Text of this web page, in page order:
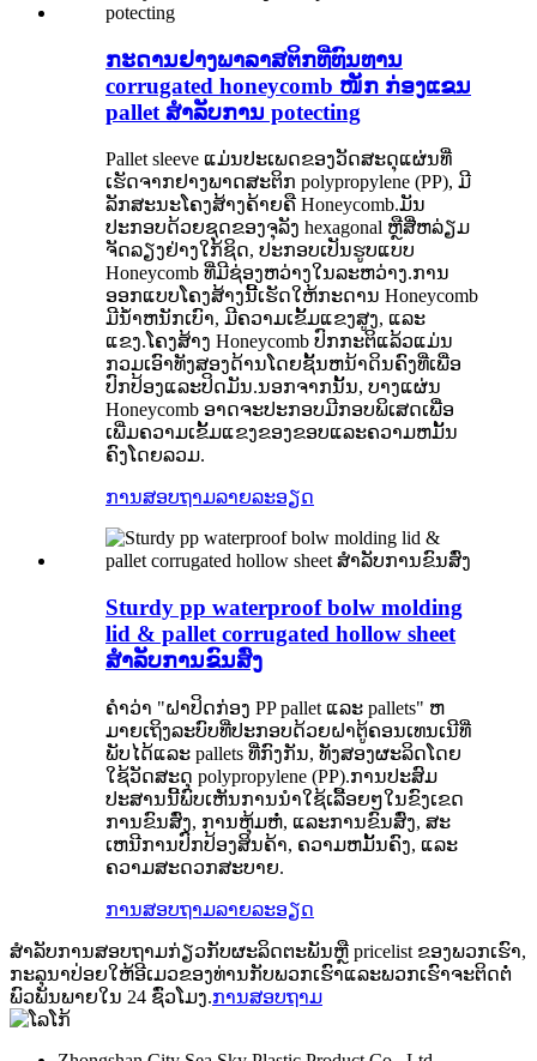
ກະດານຢາງພາລາສຕິກທີ່ທົນທານ
corrugated honeycomb ໜັກ ກ່ອງແຂນ
pallet ສໍາລັບການ potecting
Pallet sleeve ແມ່ນປະເພດຂອງວັດສະດຸແຜ່ນທີ່
ເຮັດຈາກຢາງພາດສະຕິກ polypropylene (PP), ມີ
ລັກສະນະໂຄງສ້າງຄ້າຍຄື Honeycomb.ມັນ
ປະກອບດ້ວຍຊຸດຂອງຈຸລັງ hexagonal ຫຼືສີ່ຫລ່ຽມ
ຈັດລຽງຢ່າງໃກ້ຊິດ, ປະກອບເປັນຮູບແບບ
Honeycomb ທີ່ມີຊ່ອງຫວ່າງໃນລະຫວ່າງ.ການ
ອອກແບບໂຄງສ້າງນີ້ເຮັດໃຫ້ກະດານ Honeycomb
ມີນ້ໍາຫນັກເບົາ, ມີຄວາມເຂັ້ມແຂງສູງ, ແລະ
ແຂງ.ໂຄງສ້າງ Honeycomb ປົກກະຕິແລ້ວແມ່ນ
ກວມເອົາທັງສອງດ້ານໂດຍຊັ້ນຫນ້າດິນຄົງທີ່ເພື່ອ
ປົກປ້ອງແລະປິດມັນ.ນອກຈາກນັ້ນ, ບາງແຜ່ນ
Honeycomb ອາດຈະປະກອບມີກອບພິເສດເພື່ອ
ເພີ່ມຄວາມເຂັ້ມແຂງຂອງຂອບແລະຄວາມຫມັ້ນ
ຄົງໂດຍລວມ.
ການສອບຖາມລາຍລະອຽດ
Sturdy pp waterproof bolw molding
lid & pallet corrugated hollow sheet
ສໍາລັບການຂົນສົ່ງ
ຄໍາວ່າ "ຝາປິດກ່ອງ PP pallet ແລະ pallets" ຫ
ມາຍເຖິງລະບົບທີ່ປະກອບດ້ວຍຝາຕູ້ຄອນເທນເນີທີ່
ພັບໄດ້ແລະ pallets ທີ່ກົງກັນ, ທັງສອງຜະລິດໂດຍ
ໃຊ້ວັດສະດຸ polypropylene (PP).ການປະສົມ
ປະສານນີ້ພົບເຫັນການນໍາໃຊ້ເລື້ອຍໆໃນຂົງເຂດ
ການຂົນສົ່ງ, ການຫຸ້ມຫໍ່, ແລະການຂົນສົ່ງ, ສະ
ເຫນີການປົກປ້ອງສິນຄ້າ, ຄວາມຫມັ້ນຄົງ, ແລະ
ຄວາມສະດວກສະບາຍ.
ການສອບຖາມລາຍລະອຽດ
ສໍາ​ລັບ​ການ​ສອບ​ຖາມ​ກ່ຽວ​ກັບ​ຜະ​ລິດ​ຕະ​ພັນ​ຫຼື pricelist ຂອງ​ພວກ​ເຮົາ​,
ກະ​ລຸ​ນາ​ປ່ອຍ​ໃຫ້​ອີ​ເມວ​ຂອງ​ທ່ານ​ກັບ​ພວກ​ເຮົາ​ແລະ​ພວກ​ເຮົາ​ຈະ​ຕິດ​ຕໍ່​
ພົວ​ພັນ​ພາຍ​ໃນ 24 ຊົ່ວ​ໂມງ​.ການສອບຖາມ